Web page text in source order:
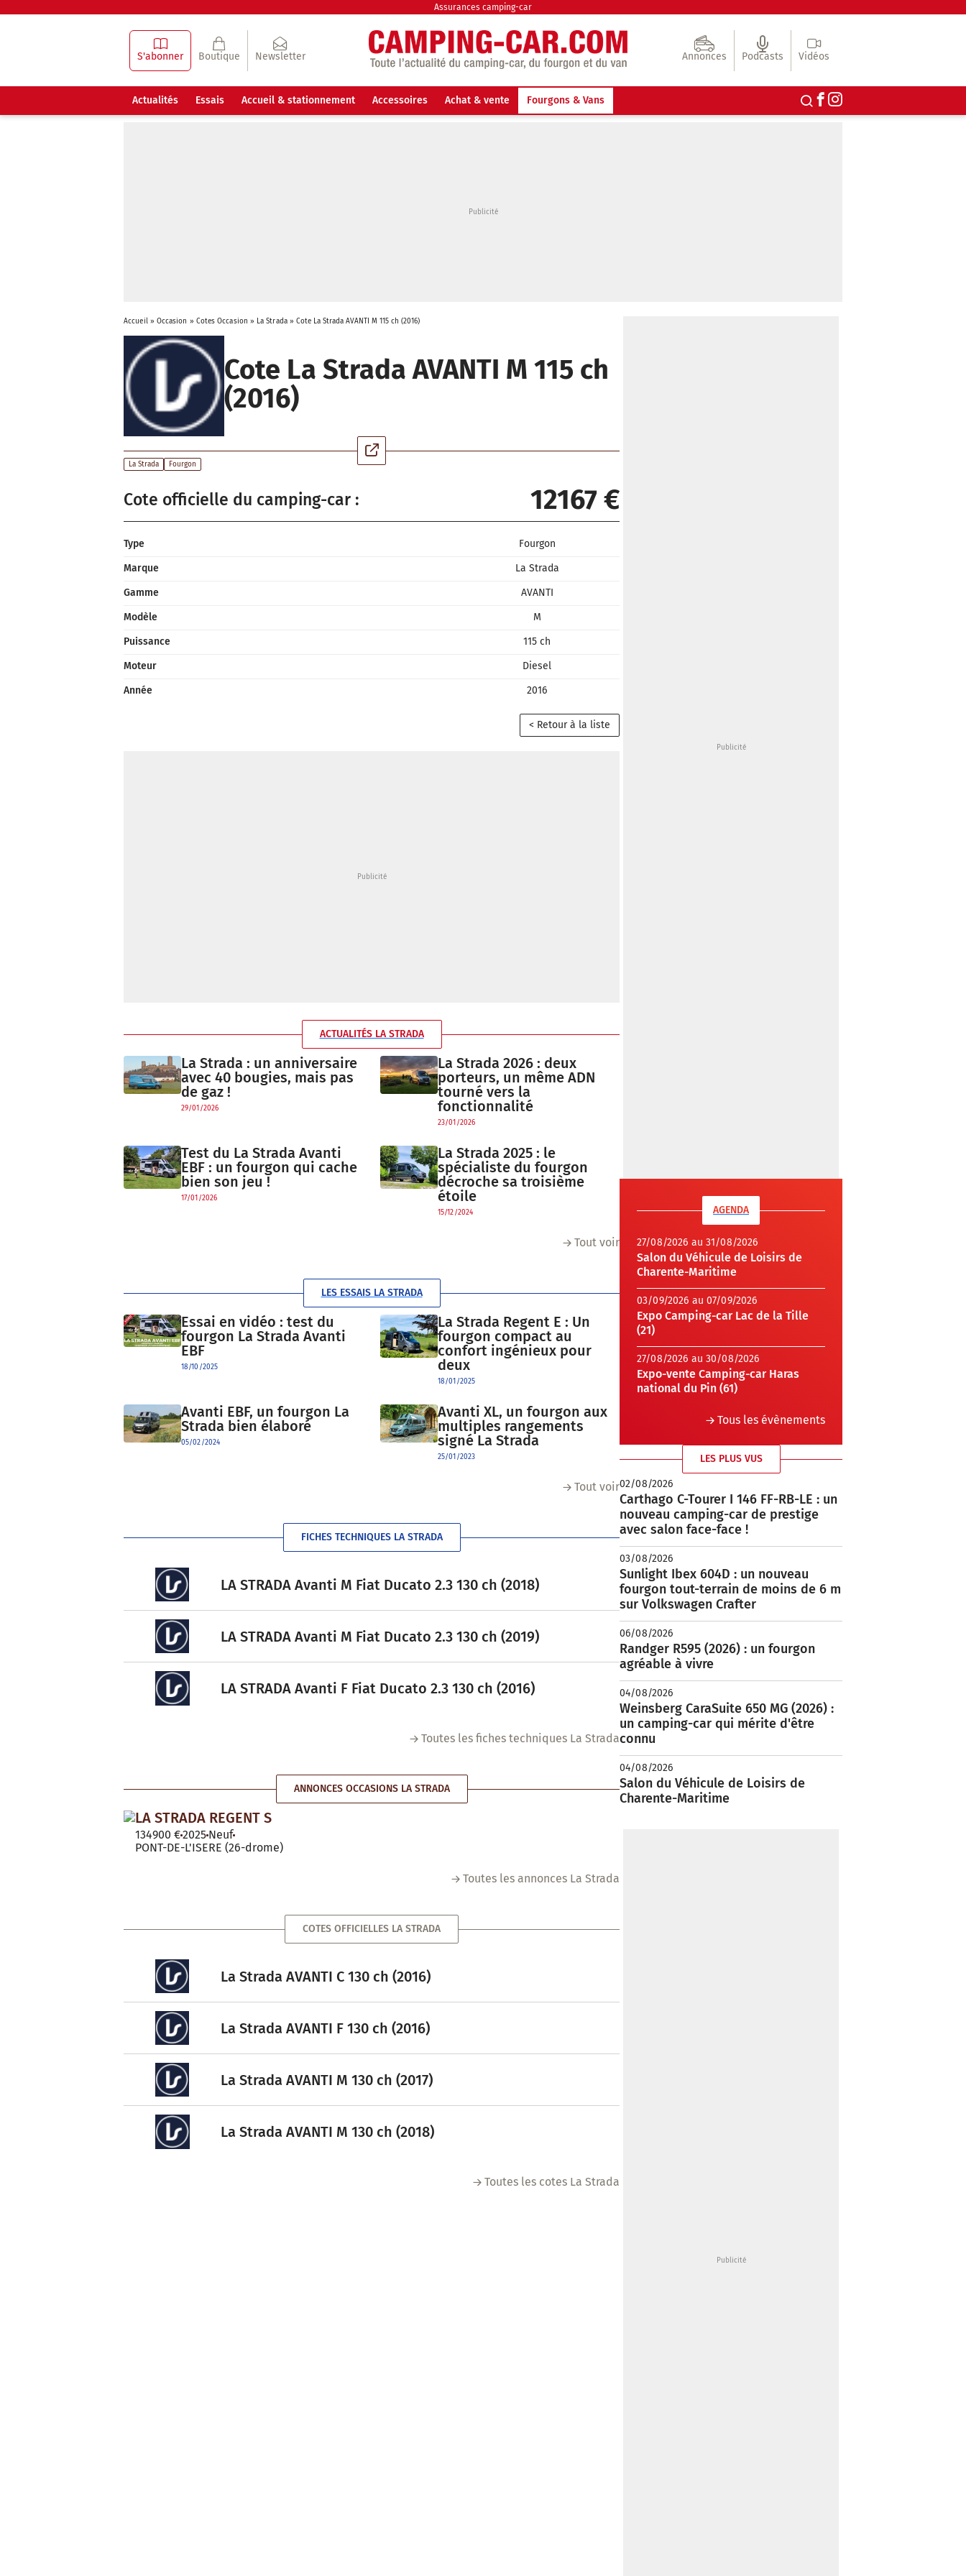
Assurances camping-car
S'abonner Boutique Newsletter Annonces Podcasts Vidéos
Actualités Essais Accueil & stationnement Accessoires Achat & vente Fourgons & Vans
Accueil» Occasion » Cotes Occasion » La Strada» Cote La Strada AVANTI M 115 ch (2016)
Cote La Strada AVANTI M 115 ch
(2016)
La Strada Fourgon
Cote officielle du camping-car : 12167 €
Type
Fourgon
Marque
La Strada
Gamme
AVANTI
Modèle
M
Puissance
115 ch
Moteur
Diesel
Année
2016
< Retour à la liste
ACTUALITÉS LA STRADA
La Strada : un anniversaire
avec 40 bougies, mais pas
de gaz !
29/01/2026
La Strada 2026 : deux
porteurs, un même ADN
tourné vers la
fonctionnalité
23/01/2026
Test du La Strada Avanti
EBF : un fourgon qui cache
bien son jeu !
17/01/2026
La Strada 2025 : le
spécialiste du fourgon
décroche sa troisième
étoile
15/12/2024
Tout voir
LES ESSAIS LA STRADA
Essai en vidéo : test du
fourgon La Strada Avanti
EBF
18/10/2025
La Strada Regent E : Un
fourgon compact au
confort ingénieux pour
deux
18/01/2025
Avanti EBF, un fourgon La
Strada bien élaboré
05/02/2024
Avanti XL, un fourgon aux
multiples rangements
signé La Strada
25/01/2023
Tout voir
FICHES TECHNIQUES LA STRADA
LA STRADA Avanti M Fiat Ducato 2.3 130 ch (2018)
LA STRADA Avanti M Fiat Ducato 2.3 130 ch (2019)
LA STRADA Avanti F Fiat Ducato 2.3 130 ch (2016)
Toutes les fiches techniques La Strada
ANNONCES OCCASIONS LA STRADA
LA STRADA REGENT S
134900 €2025 Neuf
PONT-DE-L'ISERE (26-drome)
Toutes les annonces La Strada
COTES OFFICIELLES LA STRADA
La Strada AVANTI C 130 ch (2016)
La Strada AVANTI F 130 ch (2016)
La Strada AVANTI M 130 ch (2017)
La Strada AVANTI M 130 ch (2018)
Toutes les cotes La Strada
AGENDA
27/08/2026 au 31/08/2026
Salon du Véhicule de Loisirs de
Charente-Maritime
03/09/2026 au 07/09/2026
Expo Camping-car Lac de la Tille
(21)
27/08/2026 au 30/08/2026
Expo-vente Camping-car Haras
national du Pin (61)
Tous les évènements
LES PLUS VUS
02/08/2026
Carthago C-Tourer I 146 FF-RB-LE : un
nouveau camping-car de prestige
avec salon face-face !
03/08/2026
Sunlight Ibex 604D : un nouveau
fourgon tout-terrain de moins de 6 m
sur Volkswagen Crafter
06/08/2026
Randger R595 (2026) : un fourgon
agréable à vivre
04/08/2026
Weinsberg CaraSuite 650 MG (2026) :
un camping-car qui mérite d'être
connu
04/08/2026
Salon du Véhicule de Loisirs de
Charente-Maritime